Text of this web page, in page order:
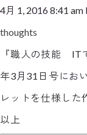
4月 1, 2016 8:41 am
thoughts
『職人の技能 IT
年3月31日号にお
レットを仕様した
以上